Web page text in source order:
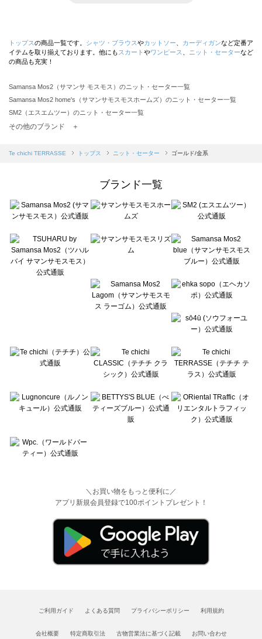
トップスの商品一覧です。 シャツ・ブラウスやカットソー カーディガンなど定番ア
イテムを取り揃えております。他にも スカート やワンピース ニット・セーターなど
の商品も充実！
Samansa Mos2（サマンサ モスモス）のニット・セーター一覧
Samansa Mos2 home's（サマンサモスモスホームズ）のニット・セーター一覧
SM2（エスエムツー）のニット・セーター一覧
Samansa Mos2 blue（サマンサモスモス ブルー）のニット・セーター一覧
sō4ū（ソウフォーユー）のニット・セーター一覧
Te chichi（テチチ）のニット・セーター一覧
Te chichi CLASSIC（テチチ クラシック）のニット・セーター一覧
Lugnoncure（ルノンキュール）のニット・セーター一覧
BETTY'S BLUE（べティーズブルー）のニット・セーター一覧
Wpc.（ワールドパーティー）のニット・セーター一覧
その他のブランド ＋
Te chichi TERRASSE トップス ニット・セーター ゴールド/金系
ブランド一覧
＼お買い物をもっと便利に／
アプリ新規会員登録で100ポイントプレゼント！
ご利用ガイド よくある質問 プライバシーポリシー 利用規約
会社概要 特定商取引法 古物営業法に基づく記載 お問い合わせ